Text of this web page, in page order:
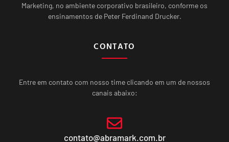
Marketing, no ambiente corporativo brasileiro, conforme os
ensinamentos de Peter Ferdinand Drucker.
CONTATO
Entre em contato com nosso time clicando em um de nossos
canais abaixo:
contato@abramark.com.br